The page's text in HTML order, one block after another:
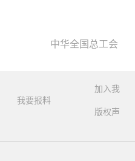
中华全国总工会
加入我
我要报料
版权声